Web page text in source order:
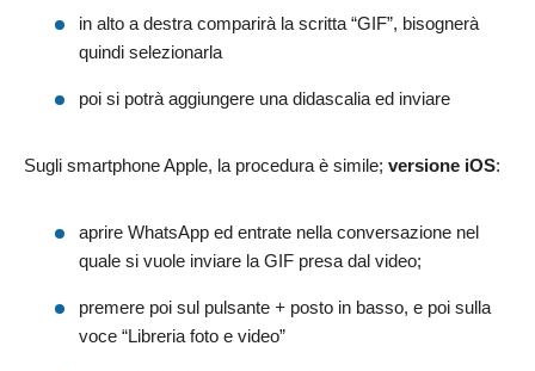
in alto a destra comparirà la scritta “GIF”, bisognerà
quindi selezionarla
poi si potrà aggiungere una didascalia ed inviare
Sugli smartphone Apple, la procedura è simile; versione iOS:
aprire WhatsApp ed entrate nella conversazione nel
quale si vuole inviare la GIF presa dal video;
premere poi sul pulsante + posto in basso, e poi sulla
voce “Libreria foto e video”